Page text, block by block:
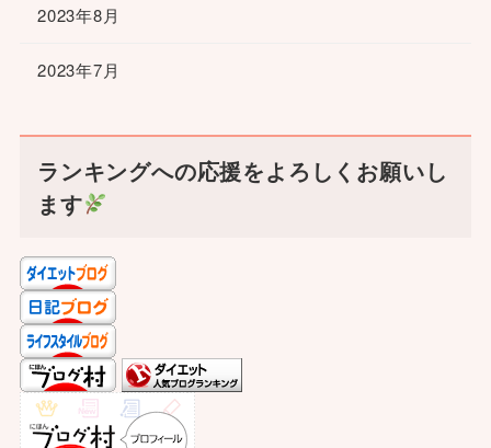
2023年8月
2023年7月
ランキングへの応援をよろしくお願いし
ます